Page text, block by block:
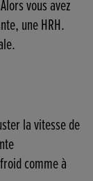
vous avez
une HRH.
la vitesse de
comme à